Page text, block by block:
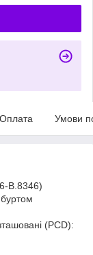
Оплата Умови
B.8346)
(PCD):